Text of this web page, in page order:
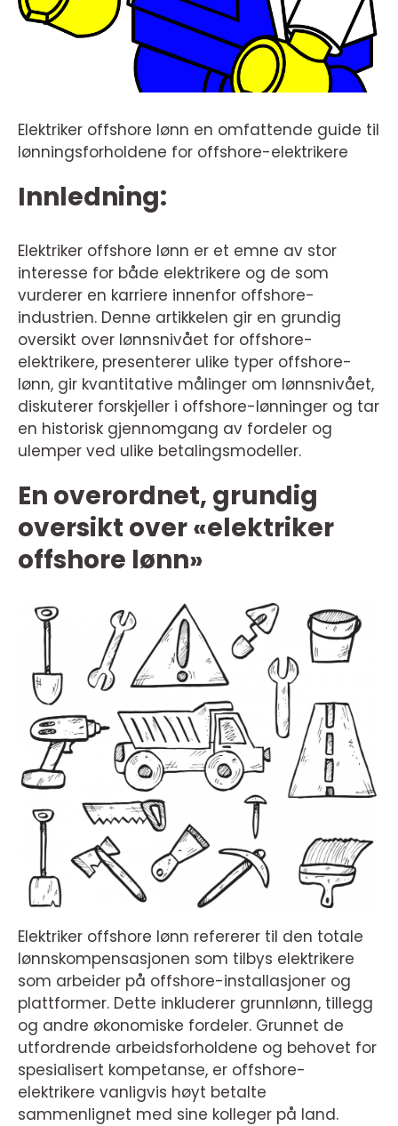
Elektriker offshore lønn en omfattende guide til
lønningsforholdene for offshore-elektrikere
Innledning:
Elektriker offshore lønn er et emne av stor
interesse for både elektrikere og de som
vurderer en karriere innenfor offshore-
industrien. Denne artikkelen gir en grundig
oversikt over lønnsnivået for offshore-
elektrikere, presenterer ulike typer offshore-
lønn, gir kvantitative målinger om lønnsnivået,
diskuterer forskjeller i offshore-lønninger og tar
en historisk gjennomgang av fordeler og
ulemper ved ulike betalingsmodeller.
En overordnet, grundig
oversikt over «elektriker
offshore lønn»
Elektriker offshore lønn refererer til den totale
lønnskompensasjonen som tilbys elektrikere
som arbeider på offshore-installasjoner og
plattformer. Dette inkluderer grunnlønn, tillegg
og andre økonomiske fordeler. Grunnet de
utfordrende arbeidsforholdene og behovet for
spesialisert kompetanse, er offshore-
elektrikere vanligvis høyt betalte
sammenlignet med sine kolleger på land.